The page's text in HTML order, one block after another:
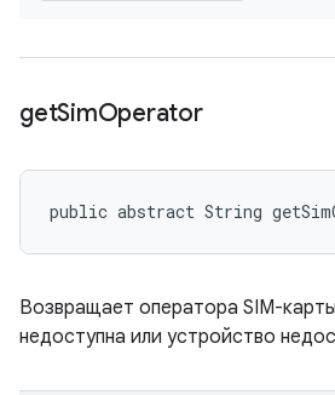
getSimOperator
public abstract String
Возвращает оператора SIM-
недоступна или устройство